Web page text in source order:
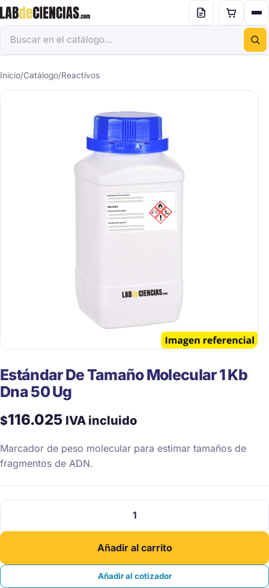
Inicio/Catálogo/Reactivos
Estándar De Tamaño Molecular 1 Kb
Dna 50 Ug
$116.025 IVA incluido
Marcador de peso molecular para estimar tamaños de
fragmentos de ADN.
Estándar
Tamaño
1
Kb
Añadir al carrito
Añadir al cotizador